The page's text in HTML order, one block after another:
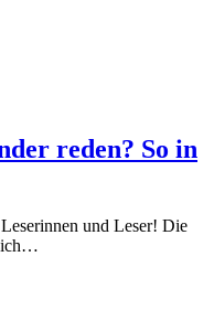
reden? So in
und Leser! Die